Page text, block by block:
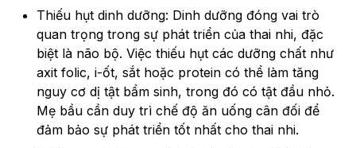
Thiếu hụt dinh dưỡng: Dinh dưỡng đóng vai trò
quan trọng trong sự phát triển của thai nhi, đặc
biệt là não bộ. Việc thiếu hụt các dưỡng chất như
axit folic, i-ốt, sắt hoặc protein có thể làm tăng
nguy cơ dị tật bẩm sinh, trong đó có tật đầu nhỏ.
Mẹ bầu cần duy trì chế độ ăn uống cân đối để
đảm bảo sự phát triển tốt nhất cho thai nhi.